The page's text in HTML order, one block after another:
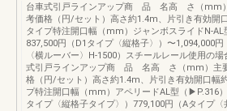
台車式引戸ラインアップ商 品 名高 さ（mm
考価格（円/セット）高さ約1.4m、片引き有効開
タイプ特注開口幅（mm）ジャンボスライドN-AL
837,500円（D1タイプ〈縦格子〉）〜1,094,000円
〈横ルーバー〉H-1500）スチールレール使用の
式引戸ラインアップ商 品 名高 さ（mm）主
格（円/セット）高さ約1.4m、片引き有効開口幅
プ特注開口幅（mm）アペリードAL型（▶P.316
タイプ〈縦格子タイプ〉）779,100円（Aタイプ〈